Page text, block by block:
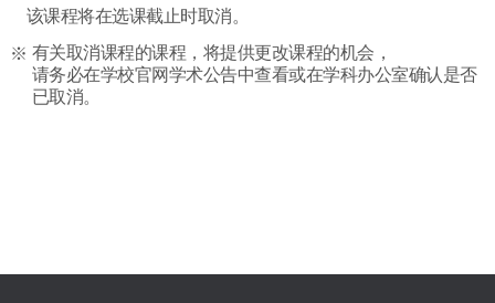
该课程将在选课截止时取消。
有关取消课程的课程，将提供更改课程的机会，
请务必在学校官网学术公告中查看或在学科办公室确认是否
已取消。